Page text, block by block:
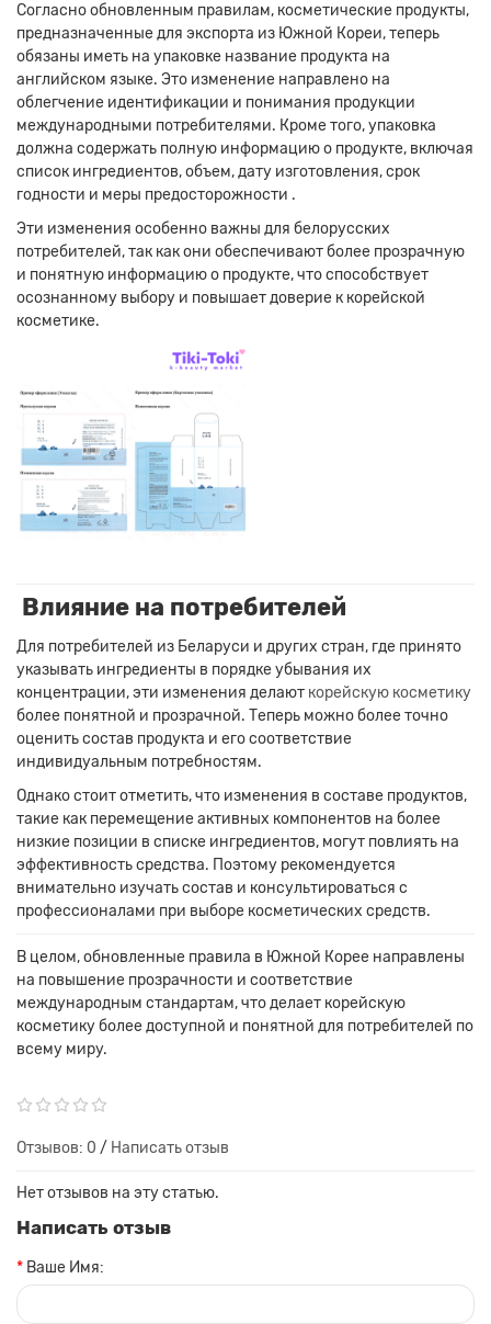
Согласно обновленным правилам, косметические продукты,
предназначенные для экспорта из Южной Кореи, теперь
обязаны иметь на упаковке название продукта на
английском языке. Это изменение направлено на
облегчение идентификации и понимания продукции
международными потребителями. Кроме того, упаковка
должна содержать полную информацию о продукте, включая
список ингредиентов, объем, дату изготовления, срок
годности и меры предосторожности .
Эти изменения особенно важны для белорусских
потребителей, так как они обеспечивают более прозрачную
и понятную информацию о продукте, что способствует
осознанному выбору и повышает доверие к корейской
косметике.
Влияние на потребителей
Для потребителей из Беларуси и других стран, где принято
указывать ингредиенты в порядке убывания их
концентрации, эти изменения делают корейскую косметику
более понятной и прозрачной. Теперь можно более точно
оценить состав продукта и его соответствие
индивидуальным потребностям.
Однако стоит отметить, что изменения в составе продуктов,
такие как перемещение активных компонентов на более
низкие позиции в списке ингредиентов, могут повлиять на
эффективность средства. Поэтому рекомендуется
внимательно изучать состав и консультироваться с
профессионалами при выборе косметических средств.
В целом, обновленные правила в Южной Корее направлены
на повышение прозрачности и соответствие
международным стандартам, что делает корейскую
косметику более доступной и понятной для потребителей по
всему миру.
Отзывов: 0 / Написать отзыв
Нет отзывов на эту статью.
Написать отзыв
Ваше Имя: